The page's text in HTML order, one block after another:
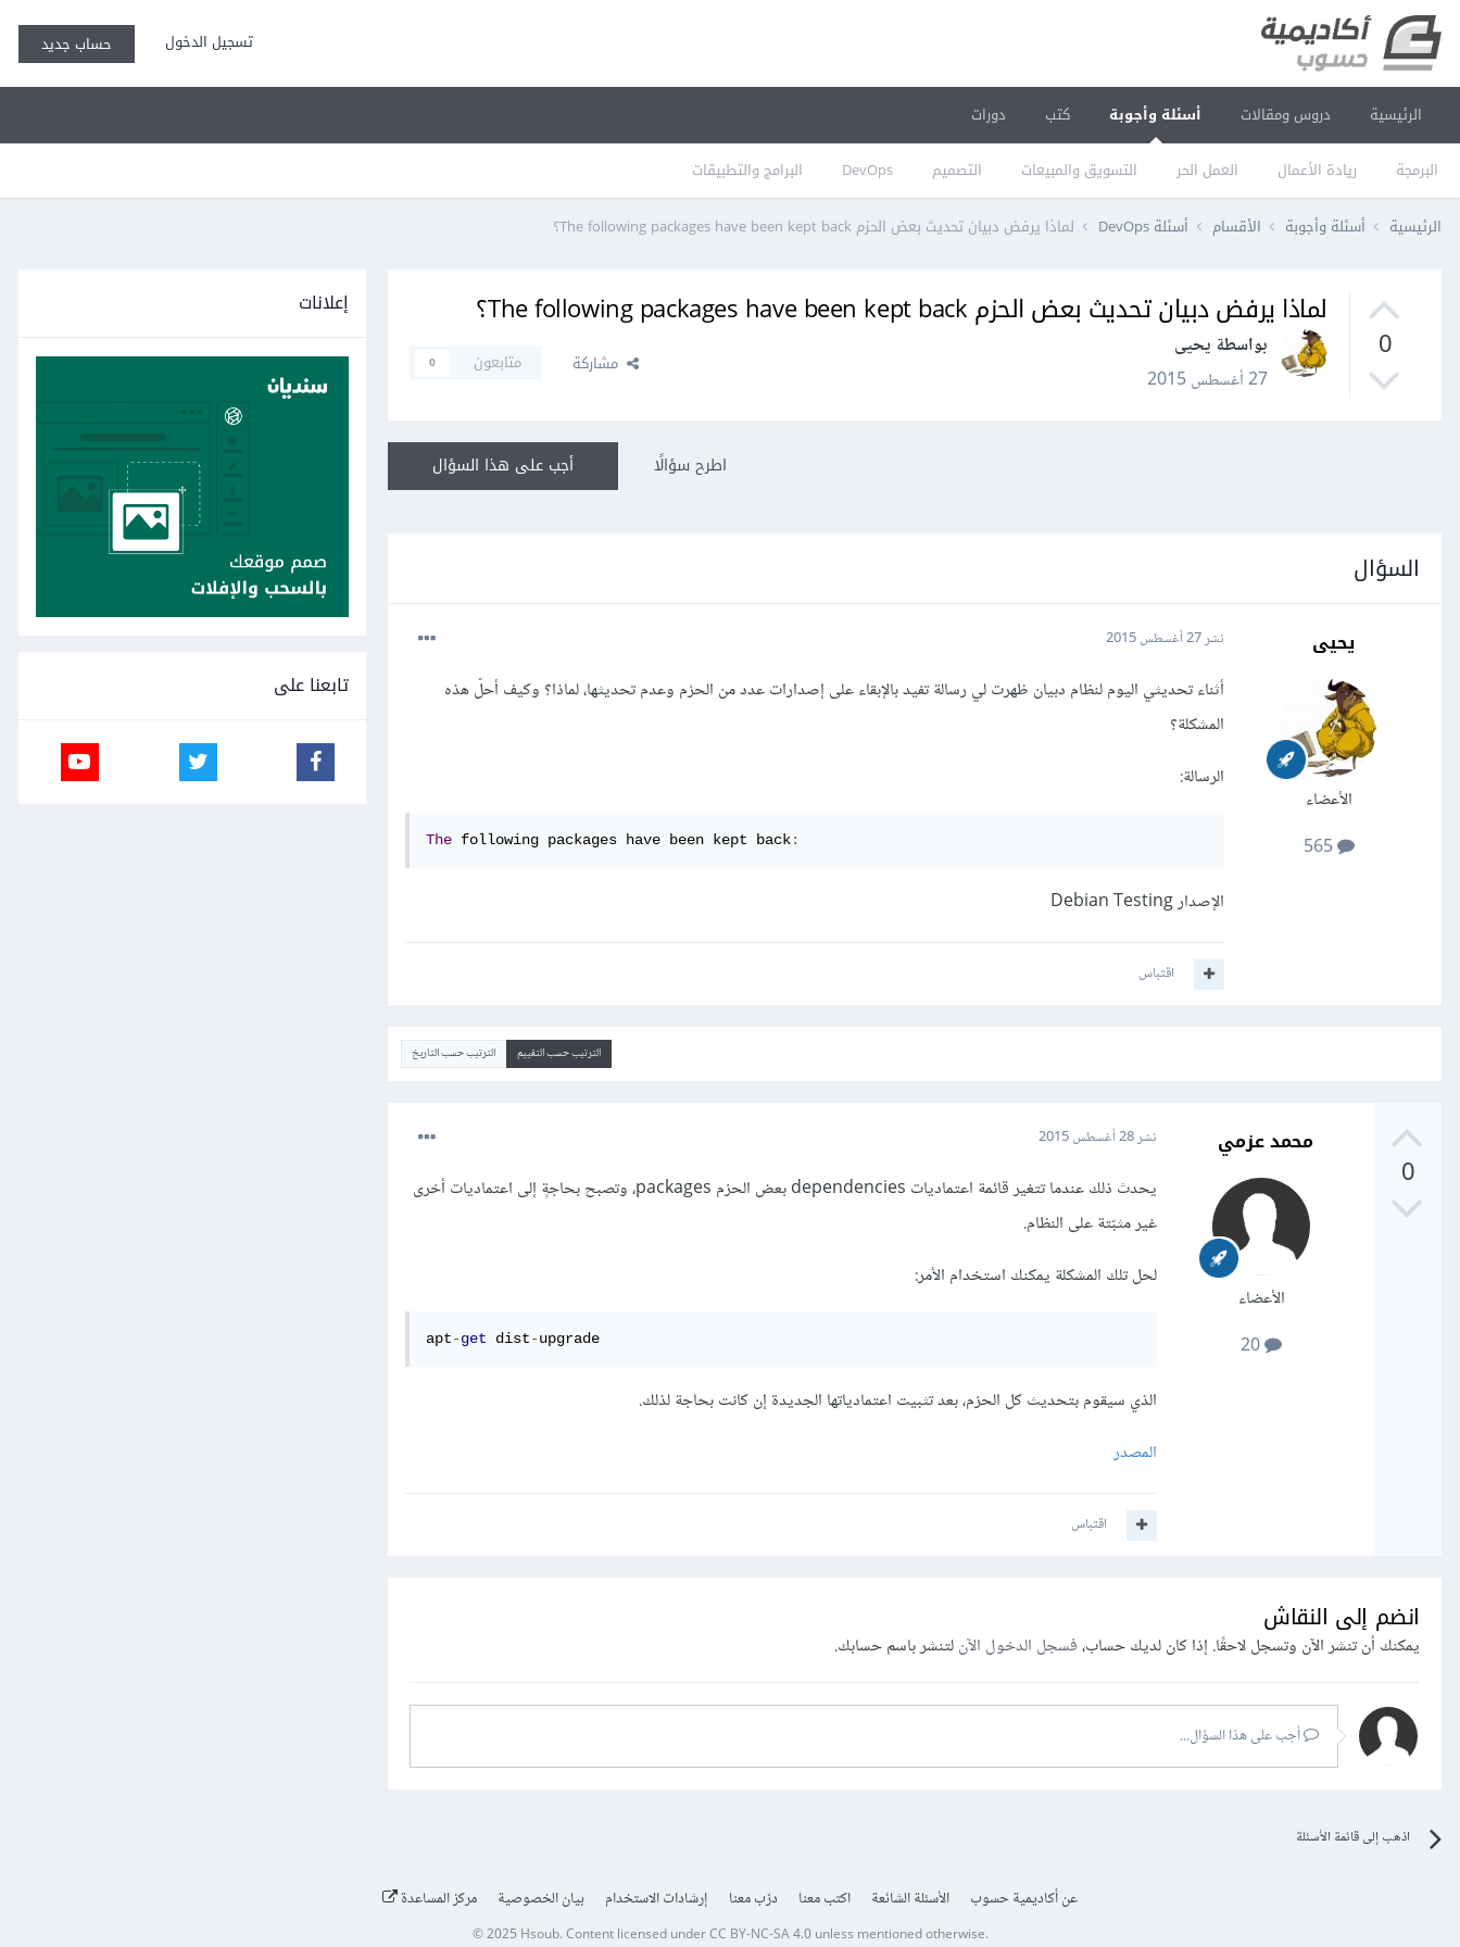
تسجيل الدخول حساب جديد
الرئيسية دروس ومقالات أسئلة وأجوبة
البرمجة ريادة الأعمال العمل الحر التسويق والمبيعات التصميم DevOps البرامج والتطبيقات
كتب دورات
الرئيسية أسئلة وأجوبة الأقسام أسئلة DevOps لماذا يرفض دبيان تحديث بعض الحزم The following packages have been kept back؟
0
لماذا يرفض دبيان تحديث بعض الحزم The following packages have been kept back؟
بواسطة يحيى
27 أغسطس 2015
مشاركة متابعون 0
أجب على هذا السؤال اطرح سؤالًا
السؤال
يحيى
الأعضاء
565
نشر27 أغسطس 2015
أثناء تحديثي اليوم لنظام دبيان ظهرت لي رسالة تفيد بالإبقاء على إصدارات عدد من الحزم وعدم تحديثها، لماذا؟ وكيف أحلّ هذه
المشكلة؟
الرسالة:
The following packages have been kept back:
الإصدار Debian Testing
اقتباس
الترتيب حسب التقييم الترتيب حسب التاريخ
0
محمد عزمي
الأعضاء
نشر28 أغسطس 2015
يحدث ذلك عندما تتغير قائمة اعتماديات dependencies بعض الحزم packages، وتصبح بحاجةٍ إلى اعتماديات أخرى
غير مثبّتة على النظام.
لحل تلك المشكلة يمكنك استخدام الأمر:
apt-get dist-upgrade
الذي سيقوم بتحديث كل الحزم، بعد تثبيت اعتمادياتها الجديدة إن كانت بحاجة لذلك.
المصدر
اقتباس
انضم إلى النقاش
يمكنك أن تنشر الآن وتسجل لاحقًا. إذا كان لديك حساب،فسجل الدخول الآنلتنشر باسم حسابك.
أجب على هذا السؤال...
اذهب إلى قائمة الأسئلة
إعلانات
تابعنا على
عن أكاديمية حسوب الأسئلة الشائعة اكتب معنا درّب معنا إرشادات الاستخدام بيان الخصوصية مركز المساعدة
© 2025 Hsoub.Content licensed underCC BY-NC-SA 4.0unless mentioned otherwise.